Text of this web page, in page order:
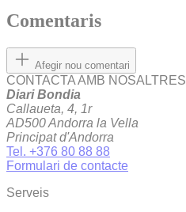
Comentaris
Afegir nou comentari
CONTACTA AMB NOSALTRES
Diari Bondia
Callaueta, 4, 1r
AD500 Andorra la Vella
Principat d'Andorra
Tel. +376 80 88 88
Formulari de contacte
Serveis